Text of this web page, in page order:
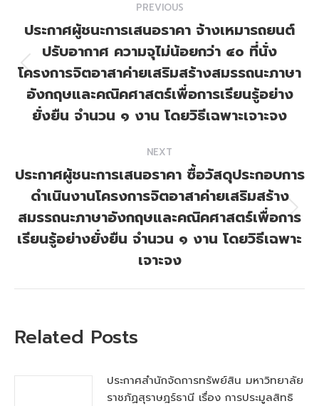
navigation
PREVIOUS
Previous
post:
ประกาศผู้ชนะการเสนอราคา จ้างเหมารถยนต์
ปรับอากาศ ความจุไม่น้อยกว่า ๔๐ ที่นั่ง
โครงการจิตอาสาค่ายเสริมสร้างสมรรถนะภาษา
อังกฤษและคณิคศาสตร์เพื่อการเรียนรู้อย่าง
ยั่งยืน จำนวน ๑ งาน โดยวิธีเฉพาะเจาะจง
NEXT
Next
post:
ประกาศผู้ชนะการเสนอราคา ซื้อวัสดุประกอบการ
ดำเนินงานโครงการจิตอาสาค่ายเสริมสร้าง
สมรรถนะภาษาอังกฤษและคณิคศาสตร์เพื่อการ
เรียนรู้อย่างยั่งยืน จำนวน ๑ งาน โดยวิธีเฉพาะ
เจาะจง
Related Posts
ประกาศสำนักจัดการทรัพย์สิน มหาวิทยาลัย
ราชภัฏสุราษฎร์ธานี เรื่อง การประมูลสิทธิ